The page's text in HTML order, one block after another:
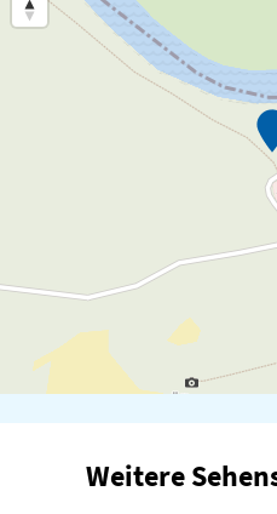
Weitere